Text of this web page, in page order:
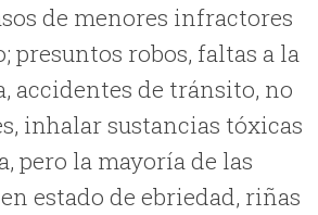
de menores infractores
presuntos robos, faltas a la
accidentes de tránsito, no
inhalar sustancias tóxicas
pero la mayoría de las
estado de ebriedad, riñas